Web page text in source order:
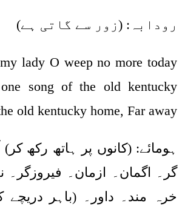
رودابہ: (زور سے گاتی ہے)
lady O weep no more today
song of the old kentucky
old kentucky home, Far away
ہومائے: (کانوں پر ہاتھ رکھ کر)
گر۔ اگمان۔ ازمان۔ فیروزگر۔
خرہ مند۔ داور۔ (باہر دریچے